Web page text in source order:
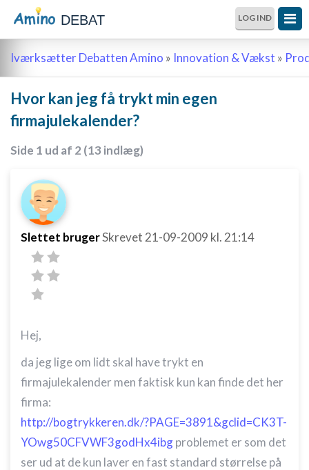
DEBAT LOG IND
Iværksætter Debatten Amino » Innovation & Vækst »
Hvor kan jeg få trykt min egen
firmajulekalender?
Side 1 ud af 2 (13 indlæg)
Slettet brugerSkrevet 21-09-2009 kl. 21:14
Hej,
da jeg lige om lidt skal have trykt en
firmajulekalender men faktisk kun kan finde det her
firma:
http://bogtrykkeren.dk/?PAGE=3891&gclid=CK3T-
YOwg50CFVWF3godHx4ibgproblemet er som det
ser ud at de kun laver en fast standard størrelse på